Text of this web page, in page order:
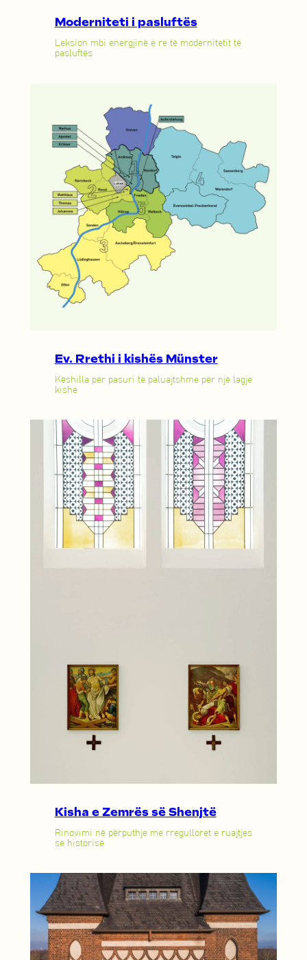
Moderniteti i pasluftës
Leksion mbi energjinë e re të modernitetit të
pasluftës
Ev. Rrethi i kishës Münster
Këshilla për pasuri të paluajtshme për një lagje
kishe
Kisha e Zemrës së Shenjtë
Rinovimi në përputhje me rregulloret e ruajtjes
së historisë